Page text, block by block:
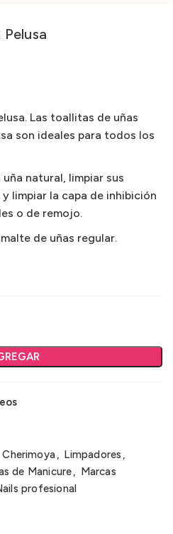
Las toallitas de uñas
son ideales para todos los
natural, limpiar sus
limpiar la capa de inhibición
o de remojo.
de uñas regular.
Cherimoya, Limpadores ,
de Manicure, Marcas
profesional